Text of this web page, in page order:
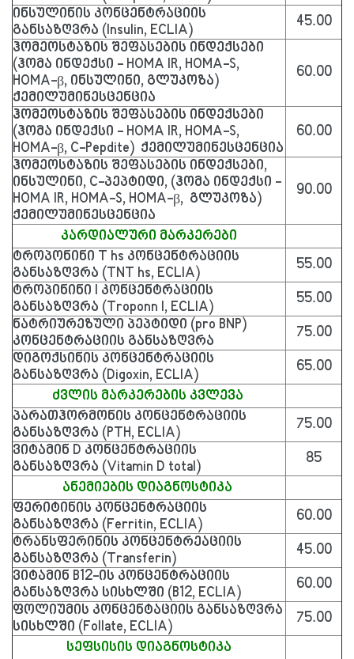
ინსულინის კონცენტრაციის
განსაზღვრა (Insulin, ECLIA)
45.00
ჰომეოსტაზის შეფასების ინდექსები
(ჰომა ინდექსი - HOMA IR, HOMA-S,
HOMA-β, ინსულინი, გლუკოზა)
ქემილუმინესცენცია
60.00
ჰომეოსტაზის შეფასების ინდექსები
(ჰომა ინდექსი - HOMA IR, HOMA-S,
HOMA-β, C-Pepdite) ქემილუმინესცენცია
60.00
ჰომეოსტაზის შეფასების ინდექსები,
ინსულინი, C-პეპტიდი, (ჰომა ინდექსი -
HOMA IR, HOMA-S, HOMA-β, გლუკოზა)
ქემილუმინესცენცია
90.00
კარდიალური მარკერები
ტროპონინი T hs კონცენტრაციის
განსაზღვრა (TNT hs, ECLIA)
55.00
ტროპინინი I კონცენტრაციის
განსაზღვრა (Troponn I, ECLIA)
55.00
ნატრიურეზული პეპტიდი (pro BNP)
კონცენტრაციის განსაზღვრა
75.00
დიგოქსინის კონცენტრაციის
განსაზღვრა (Digoxin, ECLIA)
65.00
ძვლის მარკერების კვლევა
პარათჰორმონის კონცენტრაციის
განსაზღვრა (PTH, ECLIA)
75.00
ვიტამინ D კონცენტრაციის
განსაზღვრა (Vitamin D total)
85
ანემიების დიაგნოსტიკა
ფერიტინის კონცენტრაციის
განსაზღვრა (Ferritin, ECLIA)
60.00
ტრანსფერინის კონცენტრეაციის
განსაზღვრა (Transferin)
45.00
ვიტამინ B12-ის კონცენტრაციის
განსაზღვრა სისხლში (B12, ECLIA)
60.00
ფოლიუმის კონცენტაციის განსაზღვრა
სისხლში (Follate, ECLIA)
75.00
სეფსისის დიაგნოსტიკა